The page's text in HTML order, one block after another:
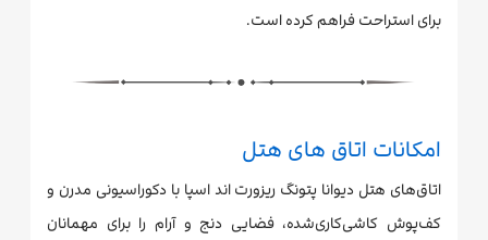
برای استراحت فراهم کرده است.
امکانات اتاق های هتل
اتاق‌های هتل دیوانا پتونگ ریزورت اند اسپا با دکوراسیونی مدرن و
کف‌پوش کاشی‌کاری‌شده، فضایی دنج و آرام را برای مهمانان